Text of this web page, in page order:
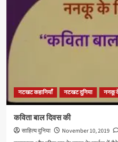
नटखट कहानियाँ नटखट दुनिया ननकू
कविता बाल दिवस की
साहित्य दुनिया November 10, 2019